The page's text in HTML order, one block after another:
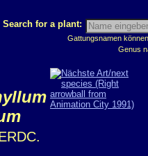
for a plant:
Gattungsnamen
Genus